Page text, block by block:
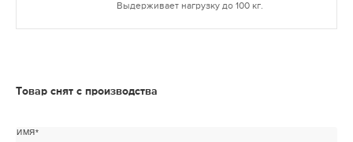
Выдерживает нагрузку до 100 кг.
Товар снят с производства
ИМЯ